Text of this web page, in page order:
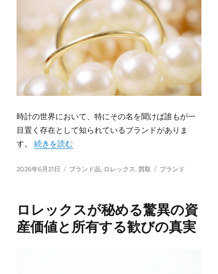
時計の世界において、特にその名を聞けば誰もが一
目置く存在として知られているブランドがありま
す。“誰もが憧れるロレックスの真実と買取で得する秘
続きを読む
投
2026年6月21日
カ
ー
ブランド品, ロレックス, 買取
タ
ブランド
ロレックスが秘める驚異の資
産価値と所有する歓びの真実